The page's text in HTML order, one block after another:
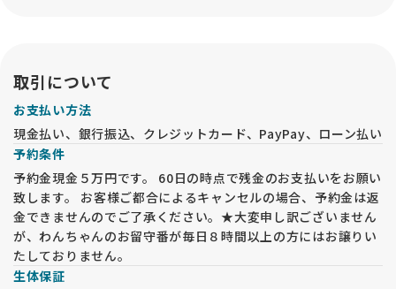
取引について
お支払い方法
現金払い、銀行振込、クレジットカード、PayPay、ローン払い
予約条件
予約金現金５万円です。 60日の時点で残金のお支払いをお願い
致します。 お客様ご都合によるキャンセルの場合、予約金は返
金できませんのでご了承ください。★大変申し訳ございません
が、わんちゃんのお留守番が毎日８時間以上の方にはお譲りい
たしておりません。
生体保証